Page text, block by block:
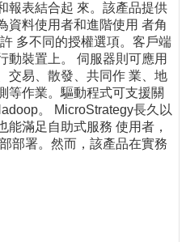
報表結合起 來。該產品提供
資料使用者和進階使用 者角
多不同的授權選項。客戶端
動裝置上。 伺服器則可應用
交易、散發、共同作 業、地
等作業。驅動程式可支援關
。 MicroStrategy長久以
能滿足自助式服務 使用者，
部署。然而，該產品在實務